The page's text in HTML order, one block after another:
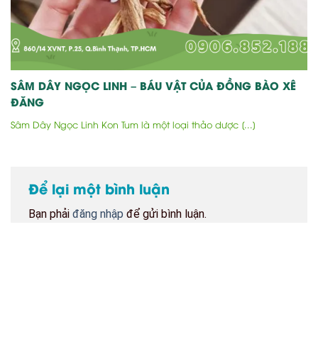
SÂM DÂY NGỌC LINH – BÁU VẬT CỦA ĐỒNG BÀO XÊ
ĐĂNG
Sâm Dây Ngọc Linh Kon Tum là một loại thảo dược [...]
Để lại một bình luận
Bạn phải đăng nhập để gửi bình luận.